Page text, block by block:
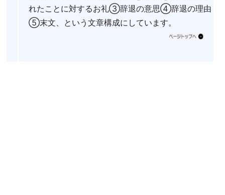
れたことに対するお礼③辞退の意思④辞退の理由
⑤末文、という文章構成にしています。